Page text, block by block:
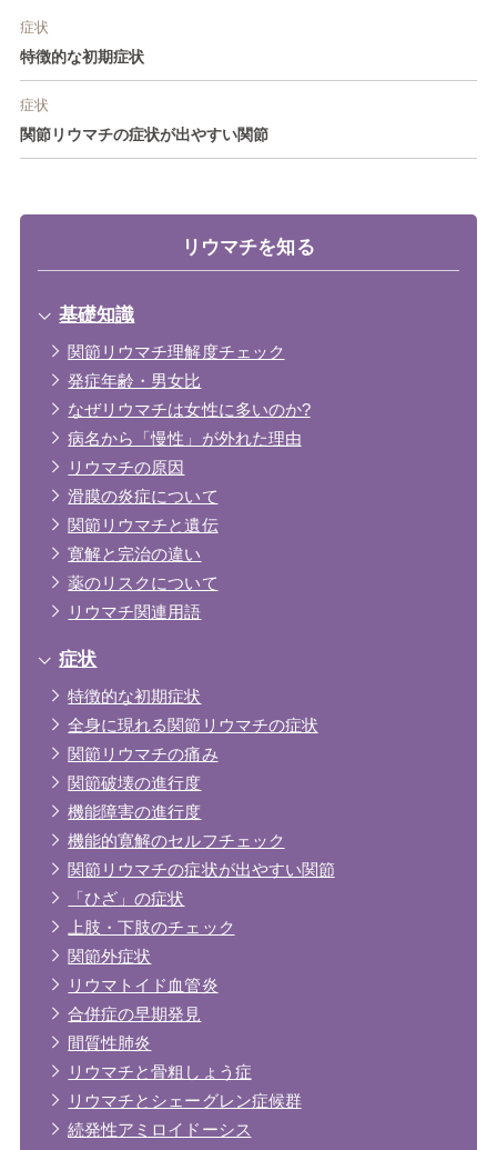
症状
特徴的な初期症状
症状
関節リウマチの症状が出やすい関節
リウマチを知る
基礎知識
関節リウマチ理解度チェック
発症年齢・男女比
なぜリウマチは女性に多いのか?
病名から「慢性」が外れた理由
リウマチの原因
滑膜の炎症について
関節リウマチと遺伝
寛解と完治の違い
薬のリスクについて
リウマチ関連用語
症状
特徴的な初期症状
全身に現れる関節リウマチの症状
関節リウマチの痛み
関節破壊の進行度
機能障害の進行度
機能的寛解のセルフチェック
関節リウマチの症状が出やすい関節
「ひざ」の症状
上肢・下肢のチェック
関節外症状
リウマトイド血管炎
合併症の早期発見
間質性肺炎
リウマチと骨粗しょう症
リウマチとシェーグレン症候群
続発性アミロイドーシス